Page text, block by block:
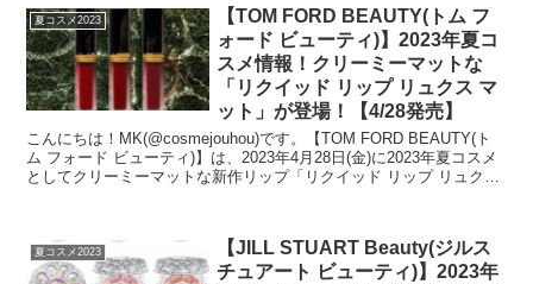
夏コスメ2023
【TOM FORD BEAUTY(トム フ
ォード ビューティ)】2023年夏コ
スメ情報！クリーミーマットな
「リクイッド リップ リュクス マ
ット」が登場！【4/28発売】
こんにちは！MK(@cosmejouhou)です。【TOM FORD BEAUTY(ト
ム フォード ビューティ)】は、2023年4月28日(金)に2023年夏コスメ
としてクリーミーマットな新作リップ「リクイッド リップ リュクス
夏コスメ2023
【JILL STUART Beauty(ジルス
チュアート ビューティ)】2023年